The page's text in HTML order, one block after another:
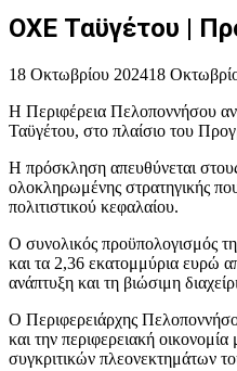
ΟΧΕ Ταϋγέτου |
18 Οκτωβρίου 202418
Η Περιφέρεια Πελοποννήσου
Ταϋγέτου, στο πλαίσιο του
Η πρόσκληση απευθύνεται
ολοκληρωμένης στρατηγικής
πολιτιστικού κεφαλαίου.
Ο συνολικός προϋπολογισμός
και τα 2,36 εκατομμύρια ευρώ
ανάπτυξη και τη βιώσιμη
Ο Περιφερειάρχης
και την περιφερειακή
συγκριτικών πλεονεκτημάτων